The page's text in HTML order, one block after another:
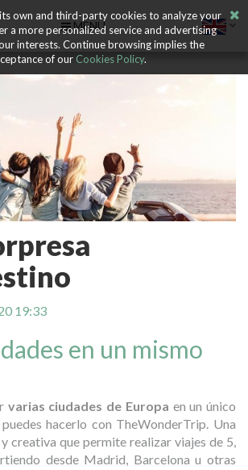
MENU
19:33
en un mismo
varias ciudades de Europa en un único
hacerlo con TheWonderTrip. Una
creativa que permite realizar viajes de 5,
desde Madrid, Barcelona u otras
own and third-party cookies to analyze your
a more personalized service and advertising
interests. Continue browsing implies the
of ourCookies Policy.